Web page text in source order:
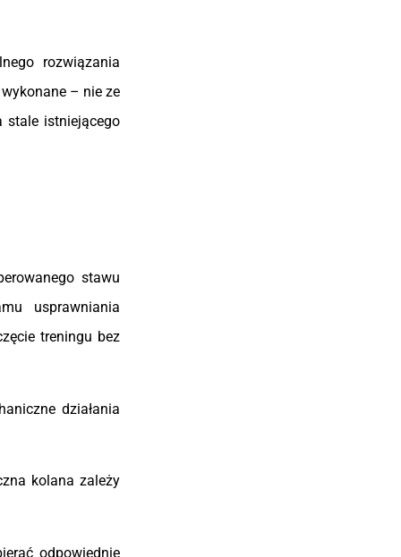
rozwiązania
– nie ze
stale istniejącego
stawu
usprawniania
treningu bez
działania
kolana zależy
odpowiednie